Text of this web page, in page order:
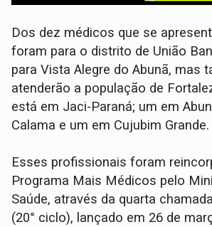
Dos dez médicos que se
foram para o distrito de União
para Vista Alegre do Abunã, mas
atenderão a população de
está em Jaci-Paraná; um em
Calama e um em Cujubim Grande.
Esses profissionais foram
Programa Mais Médicos pelo
Saúde, através da quarta
(20° ciclo), lançado em 26 de